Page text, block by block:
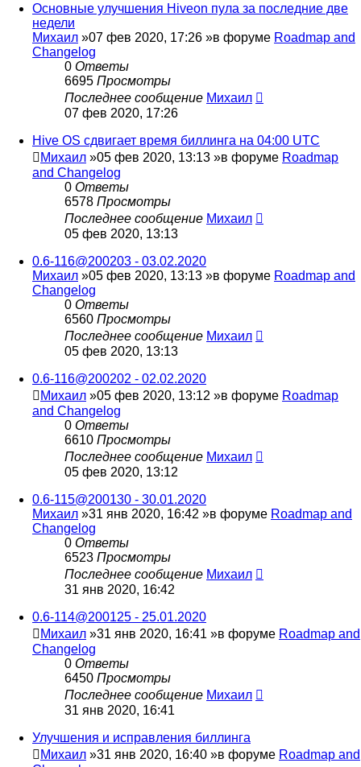
Основные улучшения Hiveon пула за последние две
недели
Михаил »07 фев 2020, 17:26 »в форуме Roadmap and
Changelog
0 Ответы
6695 Просмотры
Последнее сообщение Михаил
07 фев 2020, 17:26
Hive OS сдвигает время биллинга на 04:00 UTC
Михаил »05 фев 2020, 13:13 »в форуме Roadmap
and Changelog
0 Ответы
6578 Просмотры
Последнее сообщение Михаил
05 фев 2020, 13:13
0.6-116@200203 - 03.02.2020
Михаил »05 фев 2020, 13:13 »в форуме Roadmap and
Changelog
0 Ответы
6560 Просмотры
Последнее сообщение Михаил
05 фев 2020, 13:13
0.6-116@200202 - 02.02.2020
Михаил »05 фев 2020, 13:12 »в форуме Roadmap
and Changelog
0 Ответы
6610 Просмотры
Последнее сообщение Михаил
05 фев 2020, 13:12
0.6-115@200130 - 30.01.2020
Михаил »31 янв 2020, 16:42 »в форуме Roadmap and
Changelog
0 Ответы
6523 Просмотры
Последнее сообщение Михаил
31 янв 2020, 16:42
0.6-114@200125 - 25.01.2020
Михаил »31 янв 2020, 16:41 »в форуме Roadmap and
Changelog
0 Ответы
6450 Просмотры
Последнее сообщение Михаил
31 янв 2020, 16:41
Улучшения и исправления биллинга
Михаил »31 янв 2020, 16:40 »в форуме Roadmap and